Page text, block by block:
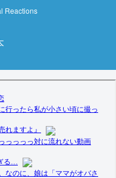
Reactions